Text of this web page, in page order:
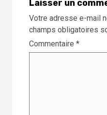
Laisser un
Votre adresse e-mail
champs obligatoires
Commentaire *